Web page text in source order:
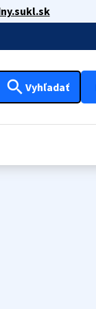
search Vyhľadať